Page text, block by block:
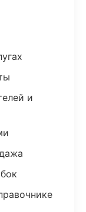
и